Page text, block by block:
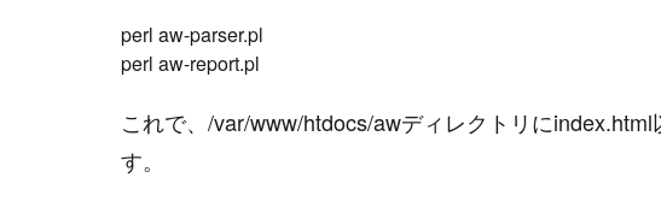
perl aw-parser.pl
これで、/var/www/htdocs/awディレクトリに
す。